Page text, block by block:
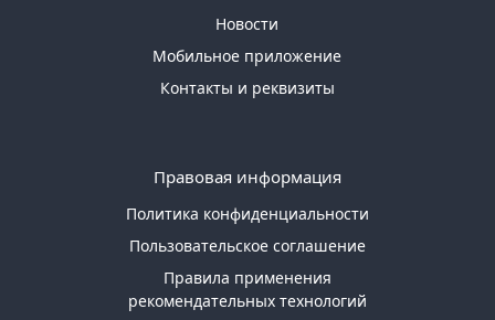
Новости
Мобильное приложение
Контакты и реквизиты
Правовая информация
Политика конфиденциальности
Пользовательское соглашение
Правила применения
рекомендательных технологий